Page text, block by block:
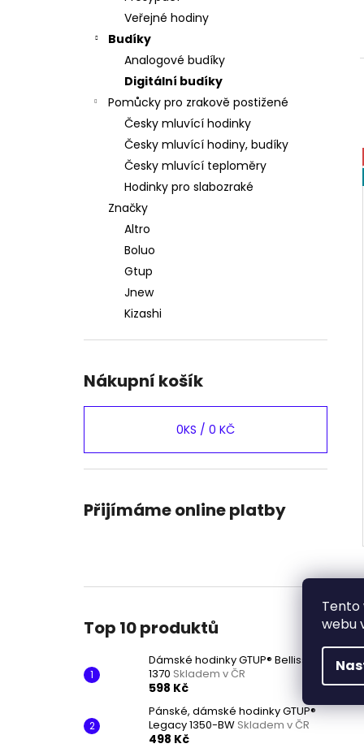
Tento
webu
Veřejné hodiny
Budíky
Analogové budíky
Digitální budíky
Pomůcky pro zrakově postižené
Česky mluvící hodinky
Česky mluvící hodiny, budíky
Česky mluvící teploměry
Hodinky pro slabozraké
Značky
Altro
Boluo
Gtup
Jnew
Kizashi
Nákupní košík
0KS / 0 KČ
Přijímáme online platby
Top 10 produktů
Dámské hodinky GTUP® Bellissima
1370 Skladem v ČR
598 Kč
Pánské, dámské hodinky GTUP®
Legacy 1350-BW Skladem v ČR
498 Kč
598 Kč
Původně: 1 200 Kč